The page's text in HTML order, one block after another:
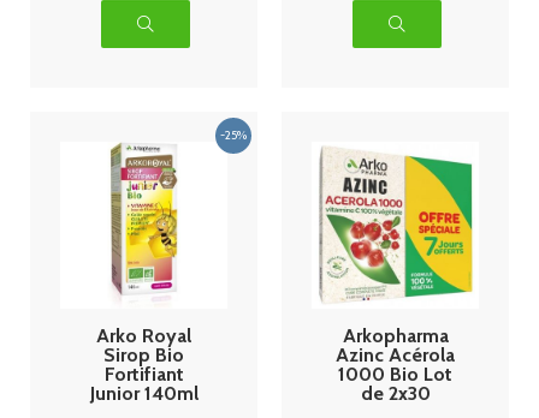
Arko Royal
Sirop Bio
Fortifiant
Junior 140ml
Arkopharma
Azinc Acérola
1000 Bio Lot
de 2x30